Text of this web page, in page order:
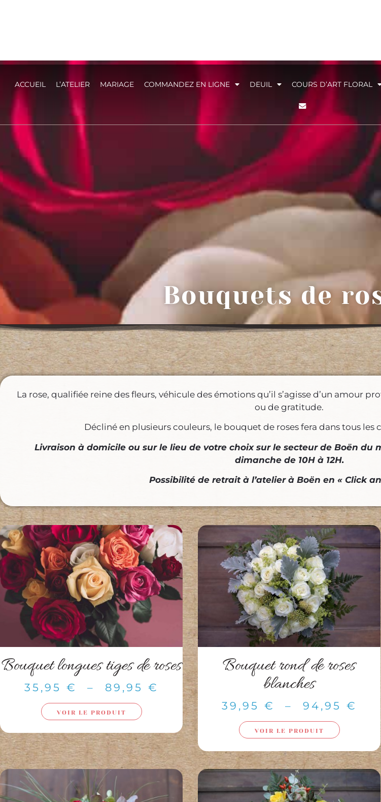
ACCUEIL L’ATELIER MARIAGE COMMANDEZ EN LIGNE DEUIL COURS D’ART FLORAL
Bouquets de
La rose, qualifiée reine des fleurs, véhicule des émotions qu’il s’agisse d’un amour
ou de gratitude.
Décliné en plusieurs couleurs, le bouquet de roses fera dans tous les
Livraison à domicile ou sur le lieu de votre choix sur le secteur de Boën du
dimanche de 10H à 12H.
Possibilité de retrait à l’atelier à Boën en « Click
Bouquet longues tiges de roses
35,95 € – 89,95 €
VOIR LE PRODUIT
Bouquet rond de roses
blanches
39,95 € – 94,95 €
VOIR LE PRODUIT